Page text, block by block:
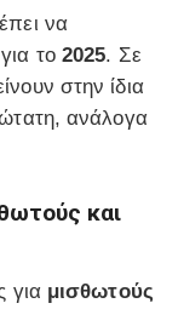
να
για το 2025. Σε
στην ίδια
ανάλογα
και
για μισθωτούς